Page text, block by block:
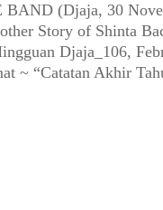
BAND (Djaja, 30
Story of Shinta
Djaja_106,
~ “Catatan Akhir